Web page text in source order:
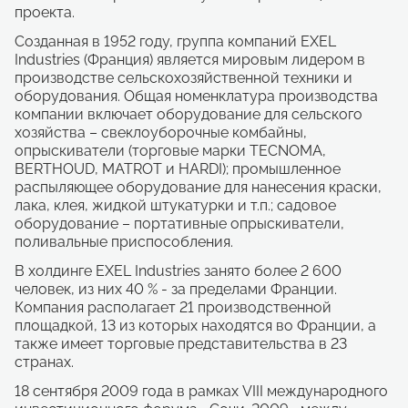
проекта.
Созданная в 1952 году, группа компаний EXEL
Industries (Франция) является мировым лидером в
производстве сельскохозяйственной техники и
оборудования. Общая номенклатура производства
компании включает оборудование для сельского
хозяйства – свеклоуборочные комбайны,
опрыскиватели (торговые марки TECNOMA,
BERTHOUD, MATROT и HARDI); промышленное
распыляющее оборудование для нанесения краски,
лака, клея, жидкой штукатурки и т.п.; садовое
оборудование – портативные опрыскиватели,
поливальные приспособления.
В холдинге EXEL Industries занято более 2 600
человек, из них 40 % - за пределами Франции.
Компания располагает 21 производственной
площадкой, 13 из которых находятся во Франции, а
также имеет торговые представительства в 23
странах.
18 сентября 2009 года в рамках VIII международного